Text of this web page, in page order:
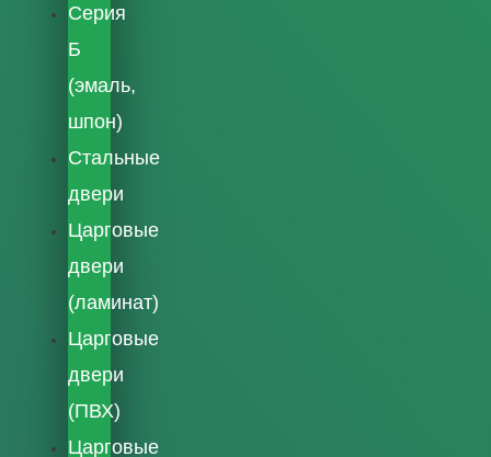
Серия
Б
(эмаль,
шпон)
Стальные
двери
Царговые
двери
(ламинат)
Царговые
двери
(ПВХ)
Царговые